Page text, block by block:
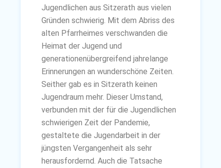
Jugendlichen aus Sitzerath aus vielen
Gründen schwierig. Mit dem Abriss des
alten Pfarrheimes verschwanden die
Heimat der Jugend und
generationenübergreifend jahrelange
Erinnerungen an wunderschöne Zeiten.
Seither gab es in Sitzerath keinen
Jugendraum mehr. Dieser Umstand,
verbunden mit der für die Jugendlichen
schwierigen Zeit der Pandemie,
gestaltete die Jugendarbeit in der
jüngsten Vergangenheit als sehr
herausfordernd. Auch die Tatsache